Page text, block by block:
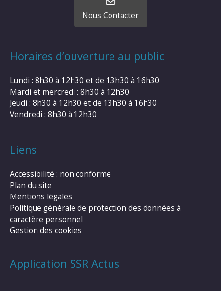
Nous Contacter
Horaires d’ouverture au public
Lundi : 8h30 à 12h30 et de 13h30 à 16h30
Mardi et mercredi : 8h30 à 12h30
Jeudi : 8h30 à 12h30 et de 13h30 à 16h30
Vendredi : 8h30 à 12h30
Liens
Accessibilité : non conforme
Plan du site
Mentions légales
Politique générale de protection des données à
caractère personnel
Gestion des cookies
Application SSR Actus